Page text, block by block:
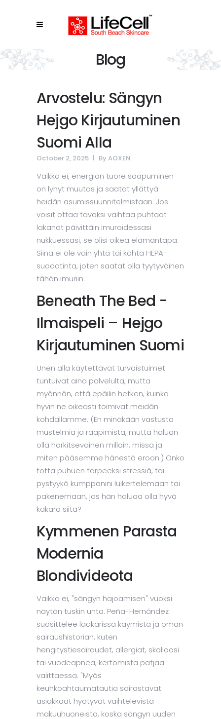
Blog
Arvostelu: Sängyn
Hejgo Kirjautuminen
Suomi Alla
October 2, 2025 By AOXEN
Vaikka ei, energian tuore saapuminen
on lyhyt muutos ja saatat yllättyä
heidän asumissuunnitelmistaan. Jos
voisit ottaa tavaksi vaihtaa puhtaat
lakanat päivittäin imuroidessasi
nukkuessasi, se olisi oikea elämäntapa.
Siinä ei ole vain yhtä tai kahta HEPA-
suodatinta, joten saatat olla tyytyväinen
tähän imuriin.
Beneath The Bed -
Ilmaispeli – Hejgo
Kirjautuminen Suomi
Unen alla käytettävät turvaistuimet
tuntuivat aina palvelulta, mutta
myönnän, että epäilin hetken, kuinka
hyvin ne oikeasti toimivat meidän
kohdallamme. (En minäkään vastusta
mustelmia ja raapimista, mutta haluan
olla harkitsevainen milloin, missä ja
miten pääsemme hänestä eroon.) Onko
totta puhuen tarpeeksi stressiä, tai
pystyykö kumppanini luikertelemaan tai
pakenemaan, jos hän haluaa olla hyvä
kakara siitä?
Kymmenen Parasta
Modernia
Blondivideota
Vaikka ei, "sängyn hajoamisen" vuoksi
näytän tuskin unta. Peña-Hernández
suosittelee lääkärissä käymistä ja oman
sairaushistorian, kuten
hengitystiesairaudet, allergiat, skolioosi
tai vuodeapnea, kertomista patjaa
valittaessa. "Myös
keuhkoahtaumatautia sairastavat
asiakkaat hyötyvät vaihtelevista
makuuhuoneista, koska sängyn uuden